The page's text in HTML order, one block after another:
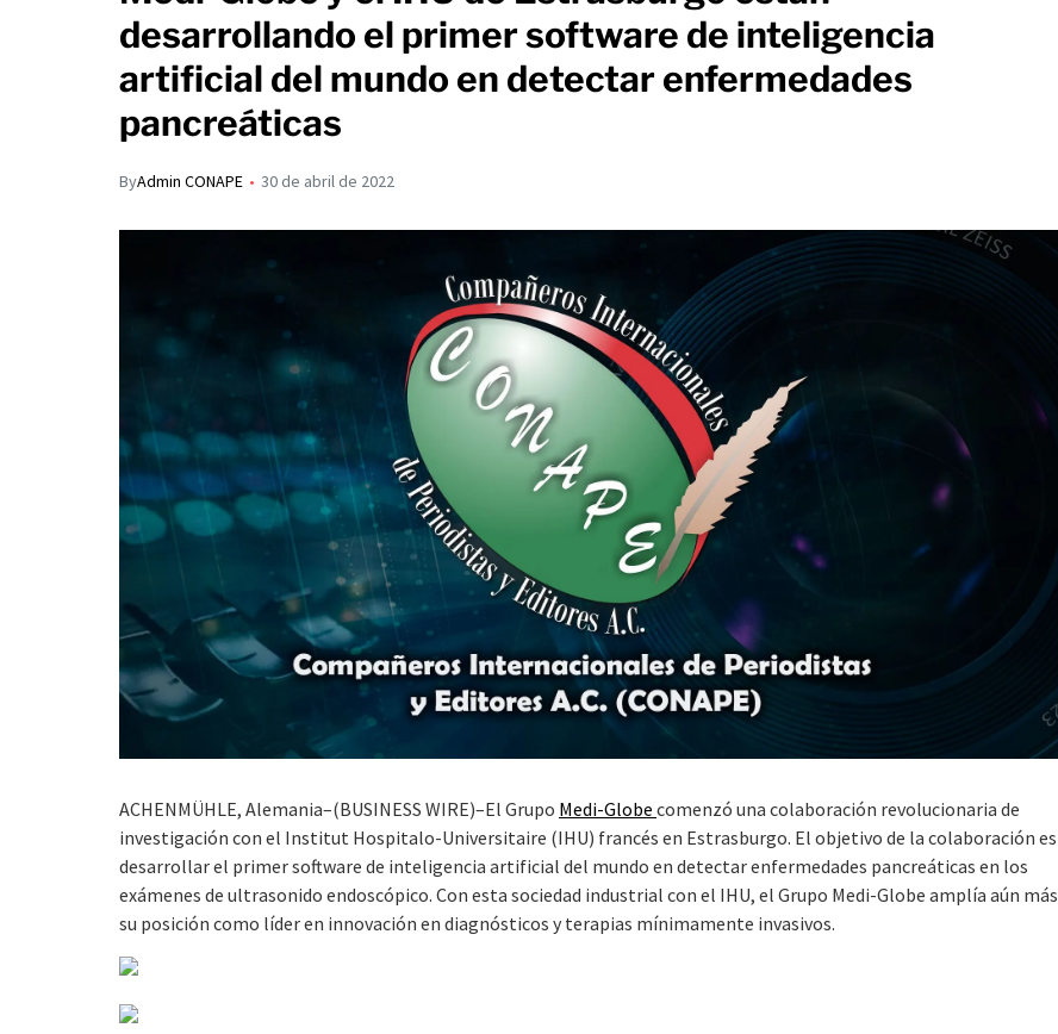
desarrollando el primer software de inteligencia
artificial del mundo en detectar enfermedades
pancreáticas
ByAdmin CONAPE 30 de abril de 2022
ACHENMÜHLE, Alemania–(BUSINESS WIRE)–El Grupo Medi-Globe comenzó una colaboración revolucionaria de
investigación con el Institut Hospitalo-Universitaire (IHU) francés en Estrasburgo. El objetivo de la colaboración es
desarrollar el primer software de inteligencia artificial del mundo en detectar enfermedades pancreáticas en los
exámenes de ultrasonido endoscópico. Con esta sociedad industrial con el IHU, el Grupo Medi-Globe amplía aún más
su posición como líder en innovación en diagnósticos y terapias mínimamente invasivos.